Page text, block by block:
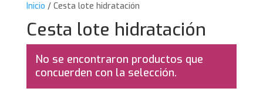
Inicio / Cesta lote hidratación
Cesta lote hidratación
No se encontraron productos que
concuerden con la selección.